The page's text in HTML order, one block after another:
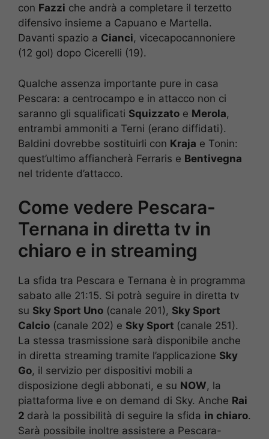
con Fazzi che andrà a completare il terzetto
difensivo insieme a Capuano e Martella.
Davanti spazio a Cianci, vicecapocannoniere
(12 gol) dopo Cicerelli (19).
Qualche assenza importante pure in casa
Pescara: a centrocampo e in attacco non ci
saranno gli squalificati Squizzato e Merola,
entrambi ammoniti a Terni (erano diffidati).
Baldini dovrebbe sostituirli con Kraja e Tonin:
quest’ultimo affiancherà Ferraris e Bentivegna
nel tridente d’attacco.
Come vedere Pescara-
Ternana in diretta tv in
chiaro e in streaming
La sfida tra Pescara e Ternana è in programma
sabato alle 21:15. Si potrà seguire in diretta tv
su Sky Sport Uno (canale 201), Sky Sport
Calcio (canale 202) e Sky Sport (canale 251).
La stessa trasmissione sarà disponibile anche
in diretta streaming tramite l’applicazione Sky
Go, il servizio per dispositivi mobili a
disposizione degli abbonati, e su NOW, la
piattaforma live e on demand di Sky. Anche Rai
2 darà la possibilità di seguire la sfida in chiaro.
Sarà possibile inoltre assistere a Pescara-